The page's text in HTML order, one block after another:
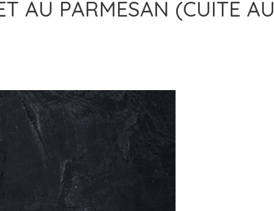
AU PARMESAN (CUITE AU